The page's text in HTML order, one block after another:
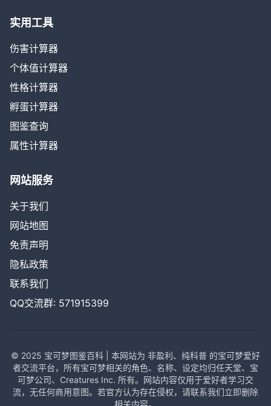
实用工具
伤害计算器
个体值计算器
性格计算器
孵蛋计算器
图鉴查询
属性计算器
网站服务
关于我们
网站地图
免责声明
隐私政策
联系我们
QQ交流群: 571915399
© 2025 宝可梦图鉴百科 | 本网站为 非盈利、纯科普 的宝可梦爱好
者交流平台，所有宝可梦相关的角色、名称、设定均归任天堂、宝
可梦公司、Creatures Inc. 所有。网站内容仅用于爱好者学习交
流，无任何商用意图。若官方认为存在侵权，请联系我们立即删除
相关内容。